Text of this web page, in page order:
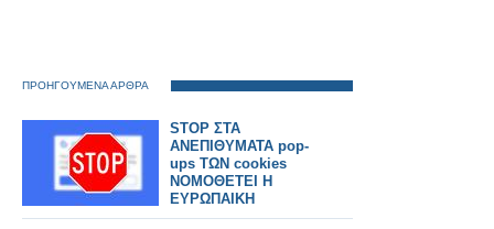
ΠΡΟΗΓΟΥΜΕΝΑ ΑΡΘΡΑ
STOP ΣΤΑ
ΑΝΕΠΙΘΥΜΑΤΑ pop-
ups ΤΩΝ cookies
ΝΟΜΟΘΕΤΕΙ Η
ΕΥΡΩΠΑΙΚΗ
ΕΠΙΤΡΟΠΗ